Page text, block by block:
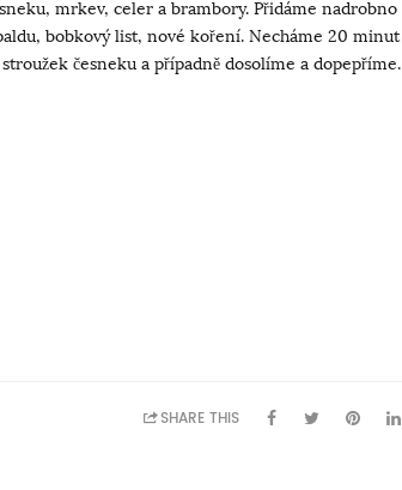
mrkev, celer a brambory. Přidáme nadrobno
bobkový list, nové koření. Necháme 20 minut
česneku a případně dosolíme a dopepříme.
SHARE THIS